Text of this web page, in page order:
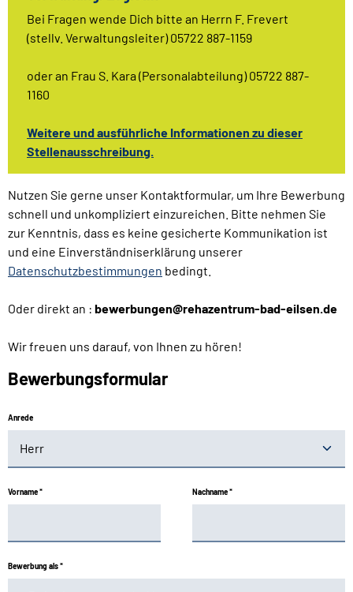
Bei Fragen wende Dich bitte an Herrn F. Frevert
(stellv. Verwaltungsleiter) 05722 887-1159
oder an Frau S. Kara (Personalabteilung) 05722 887-
1160
Weitere und ausführliche Informationen zu dieser
Stellenausschreibung.
Nutzen Sie gerne unser Kontaktformular, um Ihre Bewerbung
schnell und unkompliziert einzureichen. Bitte nehmen Sie
zur Kenntnis, dass es keine gesicherte Kommunikation ist
und eine Einverständniserklärung unserer
Datenschutzbestimmungen bedingt.
Oder direkt an : bewerbungen@rehazentrum-bad-eilsen.de
Wir freuen uns darauf, von Ihnen zu hören!
Bewerbungsformular
Anrede
Vorname* Nachname*
Bewerbung als*